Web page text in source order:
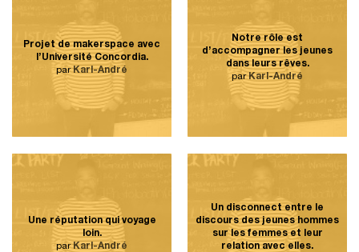
Projet de makerspace avec
l’Université Concordia.
parKarl-André
Notre rôle est
d’accompagner les jeunes
dans leurs rêves.
parKarl-André
Une réputation qui voyage
loin.
parKarl-André
Un disconnect entre le
discours des jeunes hommes
sur les femmes et leur
relation avec elles.